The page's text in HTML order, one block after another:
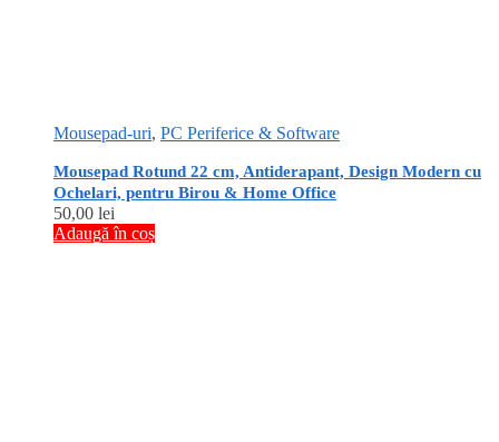
Mousepad-uri, PC Periferice & Software
Mousepad Rotund 22 cm, Antiderapant, Design Modern cu
Ochelari, pentru Birou & Home Office
50,00 lei
Adaugă în coș